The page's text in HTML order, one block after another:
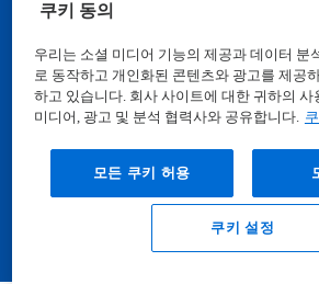
쿠키 동의
우리는 소셜 미디어 기능의 제공과 데이터 분
로 동작하고 개인화된 콘텐츠와 광고를 제공
하고 있습니다. 회사 사이트에 대한 귀하의 사
미디어, 광고 및 분석 협력사와 공유합니다.
모든 쿠키 허용
쿠키 설정
물질안전보건자료표| 개인정보보